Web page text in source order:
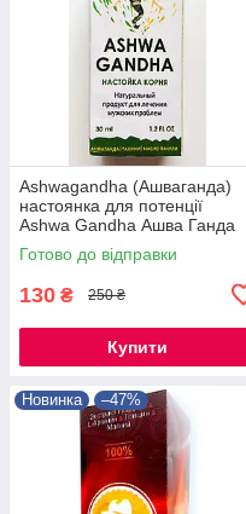
Ashwagandha (Ашваганда)
настоянка для потенції
Ashwa Gandha Ашва Ганда
Готово до відправки
130 ₴ 250 ₴
Купити
Новинка –47%